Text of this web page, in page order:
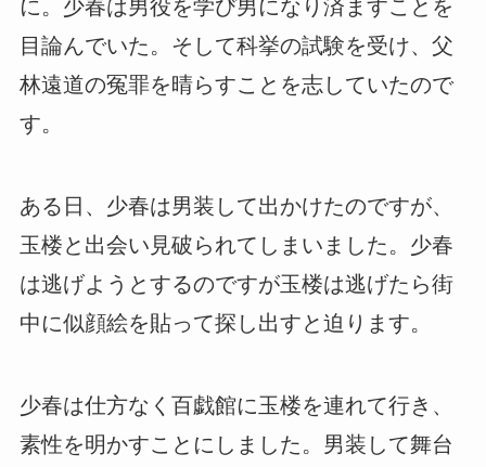
に。少春は男役を学び男になり済ますことを
目論んでいた。そして科挙の試験を受け、父
林遠道の冤罪を晴らすことを志していたので
す。
ある日、少春は男装して出かけたのですが、
玉楼と出会い見破られてしまいました。少春
は逃げようとするのですが玉楼は逃げたら街
中に似顔絵を貼って探し出すと迫ります。
少春は仕方なく百戯館に玉楼を連れて行き、
素性を明かすことにしました。男装して舞台